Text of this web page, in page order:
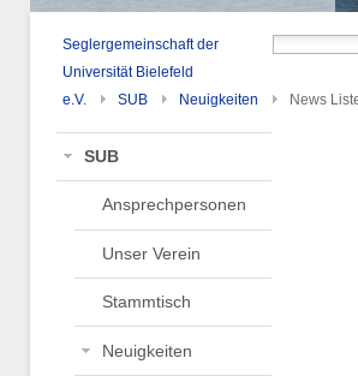
Seglergemeinschaft der
Universität Bielefeld
e.V.
SUB Neuigkeiten News
SUB
Ansprechpersonen
Unser Verein
Stammtisch
Neuigkeiten